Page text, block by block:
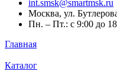
int.smsk@smartmsk.ru
Москва, ул.
Пн. – Пт.: с 9:00 до
Главная
Каталог